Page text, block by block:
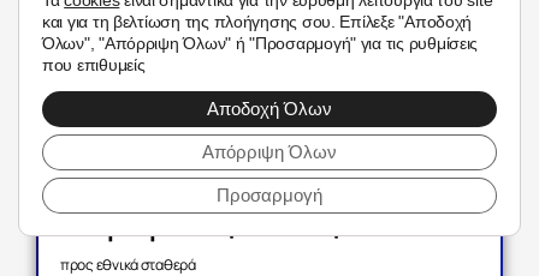
Internet
500 mbps
download, 50 mbps upload
Απεριόριστες κλήσεις
προς εθνικά σταθερά
και για τη βελτίωση της πλοήγησης σου. Επίλεξε "Αποδοχή
Όλων", "Απόρριψη Όλων" ή "Προσαρμογή" για τις ρυθμίσεις
που επιθυμείς
Αποδοχή Όλων
Απόρριψη Όλων
Προσαρμογή